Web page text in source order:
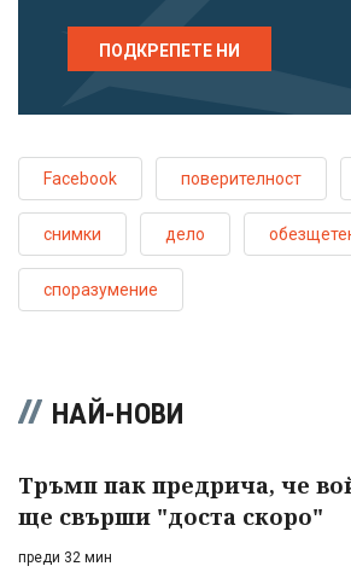
ПОДКРЕПЕТЕ НИ
Facebook поверителност
снимки дело
споразумение
НАЙ-НОВИ
Тръмп пак предрича, че
ще свърши "доста скоро"
преди 32 мин